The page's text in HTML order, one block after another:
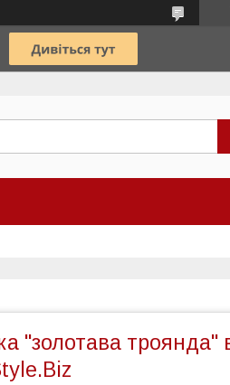
"золотава троянда"